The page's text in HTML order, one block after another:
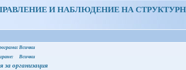
И НАБЛЮДЕНИЕ НА
Всички
Всички
за организация